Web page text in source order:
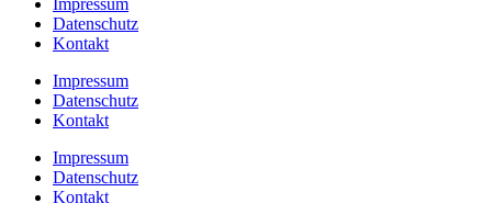
Datenschutz
Kontakt
Impressum
Datenschutz
Kontakt
Impressum
Datenschutz
Kontakt